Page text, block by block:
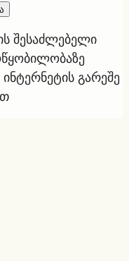
შესაძლებელი
გარეშე